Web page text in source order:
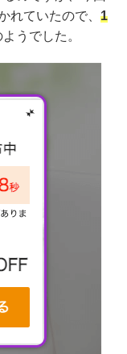
れていたので、1
ようでした。